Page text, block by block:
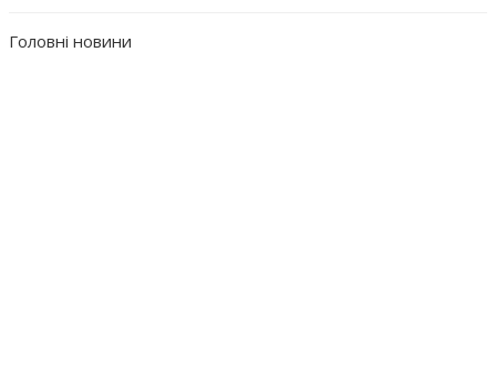
Головні новини